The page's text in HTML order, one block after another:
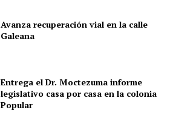
Avanza recuperación vial en la calle
Galeana
Entrega el Dr. Moctezuma informe
legislativo casa por casa en la colonia
Popular